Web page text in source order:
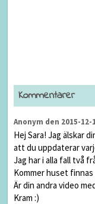
Kommentarer
Anonym den 2015-12-
Hej Sara! Jag älskar
att du uppdaterar
Jag har i alla fall två
Kommer huset
Är din andra video
Kram :)